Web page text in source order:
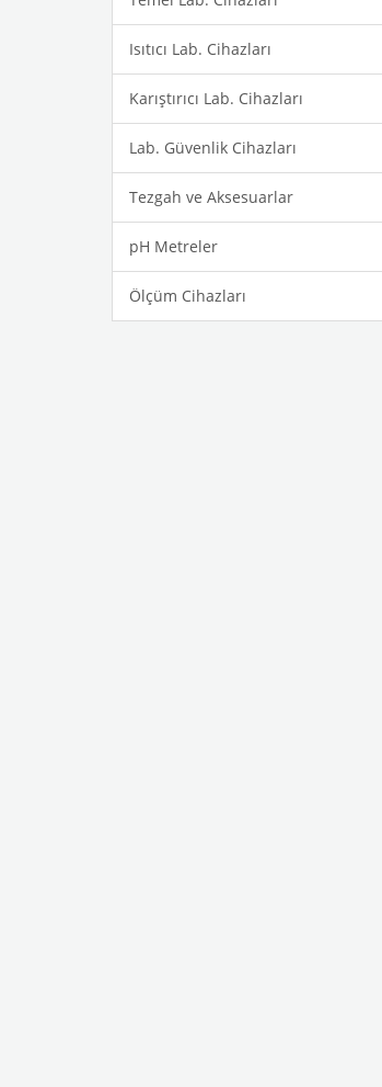
Isıtıcı Lab. Cihazları
Karıştırıcı Lab. Cihazları
Lab. Güvenlik Cihazları
Tezgah ve Aksesuarlar
pH Metreler
Ölçüm Cihazları